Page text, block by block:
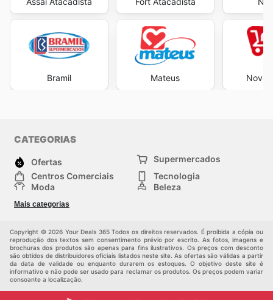
Bramil Mateus Novo
CATEGORIAS
Ofertas
Supermercados
Centros Comerciais
Tecnologia
Moda
Beleza
Construção e jardinagem
Mais categorias
Copyright © 2026 Your Deals 365 Todos os direitos reservados. É proibida a cópia ou
reprodução dos textos sem consentimento prévio por escrito. As fotos, imagens e
brochuras dos produtos são apenas para fins ilustrativos. Os preços com desconto
são obtidos de distribuidores oficiais listados neste site. As ofertas são válidas a partir
da data de validade ou enquanto durarem os estoques. O objetivo deste site é
informativo e não pode ser usado para reclamar os produtos. Os preços podem variar
consoante a localização.